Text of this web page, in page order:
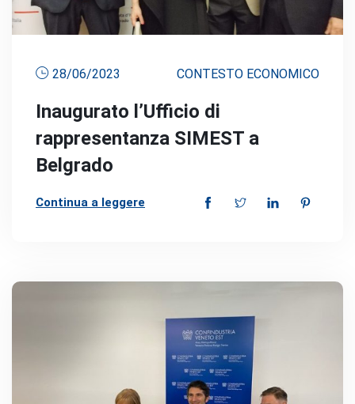
28/06/2023 CONTESTO ECONOMICO
Inaugurato l’Ufficio di
rappresentanza SIMEST a
Belgrado
Continua a leggere